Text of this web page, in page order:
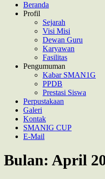
Beranda
Profil
Sejarah
Visi Misi
Dewan Guru
Karyawan
Fasilitas
Pengumuman
Kabar SMAN1G
PPDB
Prestasi Siswa
Perpustakaan
Galeri
Kontak
SMANIG CUP
E-Mail
Bulan: April